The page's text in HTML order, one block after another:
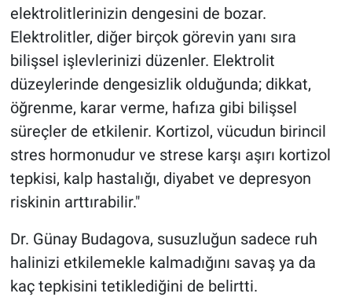
elektrolitlerinizin dengesini de bozar.
Elektrolitler, diğer birçok görevin yanı sıra
bilişsel işlevlerinizi düzenler. Elektrolit
düzeylerinde dengesizlik olduğunda; dikkat,
öğrenme, karar verme, hafıza gibi bilişsel
süreçler de etkilenir. Kortizol, vücudun birincil
stres hormonudur ve strese karşı aşırı kortizol
tepkisi, kalp hastalığı, diyabet ve depresyon
riskinin arttırabilir."
Dr. Günay Budagova, susuzluğun sadece ruh
halinizi etkilemekle kalmadığını savaş ya da
kaç tepkisini tetiklediğini de belirtti.